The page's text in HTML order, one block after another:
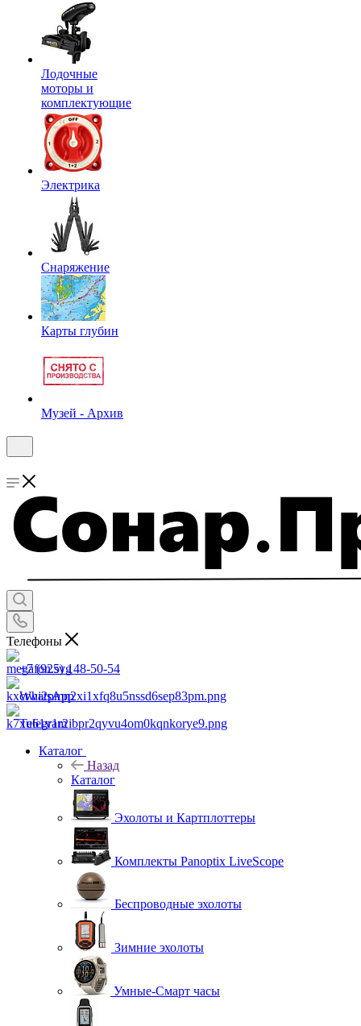
Лодочные
моторы и
комплектующие
Электрика
Снаряжение
Карты глубин
Музей - Архив
Телефоны
+7 (925) 148-50-54
WhatsApp
Telegram
Каталог
Назад
Каталог
Эхолоты и Картплоттеры
Комплекты Panoptix LiveScope
Беспроводные эхолоты
Зимние эхолоты
Умные-Смарт часы